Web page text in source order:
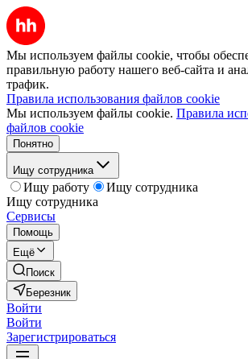
Мы используем файлы cookie, чтобы
правильную работу нашего веб-сайта и
трафик.
Правила использования файлов cookie
Мы используем файлы cookie. Правила
файлов cookie
Понятно
Ищу сотрудника
Ищу работу
Ищу сотрудника
Ищу сотрудника
Сервисы
Помощь
Ещё
Поиск
Березник
Войти
Войти
Зарегистрироваться